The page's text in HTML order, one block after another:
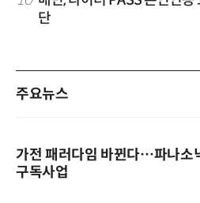
단
주요뉴스
가전 패러다임 바뀐다…파나소
구독사업